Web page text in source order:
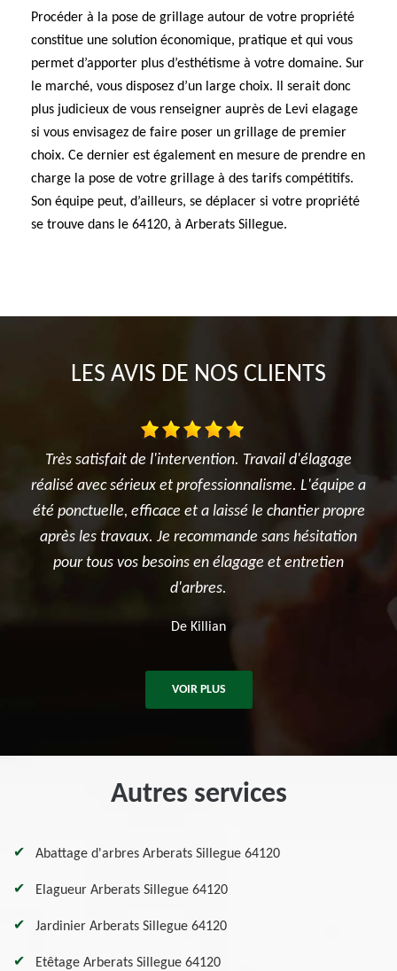
Procéder à la pose de grillage autour de votre propriété
constitue une solution économique, pratique et qui vous
permet d’apporter plus d’esthétisme à votre domaine. Sur
le marché, vous disposez d’un large choix. Il serait donc
plus judicieux de vous renseigner auprès de Levi elagage
si vous envisagez de faire poser un grillage de premier
choix. Ce dernier est également en mesure de prendre en
charge la pose de votre grillage à des tarifs compétitifs.
Son équipe peut, d’ailleurs, se déplacer si votre propriété
se trouve dans le 64120, à Arberats Sillegue.
LES AVIS DE NOS CLIENTS
a
propre
Je suis ravi des travaux réalisés dans mon jardin
l'élagage du cerisier, l'entretien des rosiers, la
et surtout le terrassement et la création du jardin
potager. Je recommande sincèrement cette
entreprise.
VOIR PLUS
Autres services
Abattage d'arbres Arberats Sillegue 64120
Elagueur Arberats Sillegue 64120
Jardinier Arberats Sillegue 64120
Etêtage Arberats Sillegue 64120